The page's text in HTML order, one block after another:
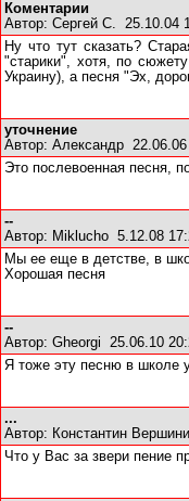
Коментарии
Автор: Сергей С. 25.10.04
Ну что тут сказать?
"старики", хотя, по
Украину), а песня "Эх,
уточнение
Автор: Александр
Это послевоенная песня,
--
Автор: Miklucho 5.12.08
Мы ее еще в детстве, в
Хорошая песня
--
Автор: Gheorgi 25.06.10
Я тоже эту песню в школе
...
Автор: Константин
Что у Вас за звери пение